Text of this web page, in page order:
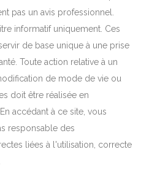
pas un avis professionnel.
informatif uniquement. Ces
de base unique à une prise
Toute action relative à un
de mode de vie ou
doit être réalisée en
accédant à ce site, vous
responsable des
liées à l'utilisation, correcte